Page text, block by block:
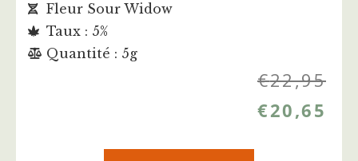
Fleur Sour Widow
Taux : 5%
Quantité : 5g
€22,95
€20,65